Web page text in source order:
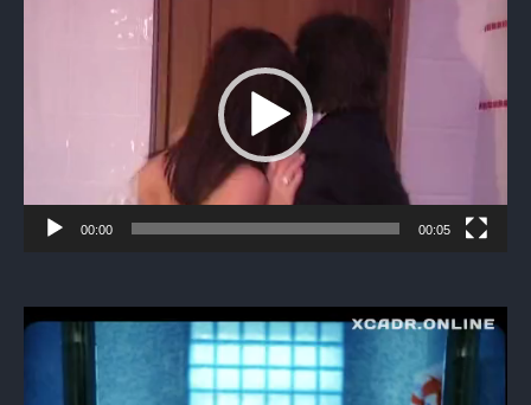
00:00 00:05
Видеоплеер